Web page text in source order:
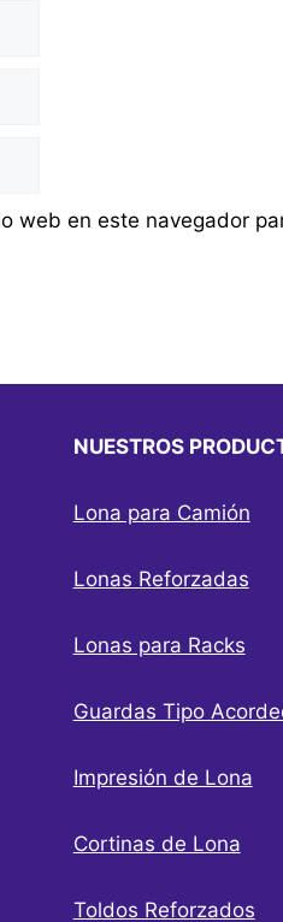
web en este navegador
NUESTROS
Lona para Camión
Lonas Reforzadas
Lonas para Racks
Guardas Tipo
Impresión de Lona
Cortinas de Lona
Toldos Reforzados